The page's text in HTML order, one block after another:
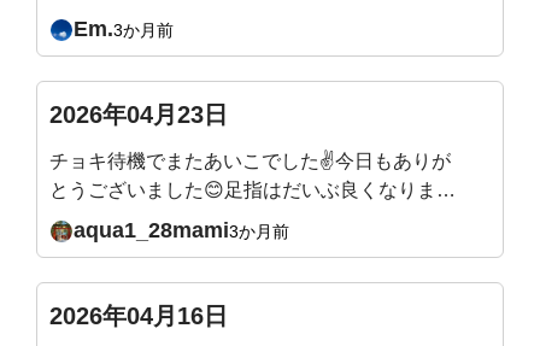
す。Em.3か月前
2026年04月23日
チョキ待機でまたあいこでした✌️今日もありが
とうございました😊足指はだいぶ良くなりまし
たが、人差し指がうまく動かず親指とぶつかり
がちです。地道に直していこうと思います。来
週そして5月もとても楽しみです✨またよろしく
お願いいたします🙇
aqua1_28mami3か月前
2026年04月16日